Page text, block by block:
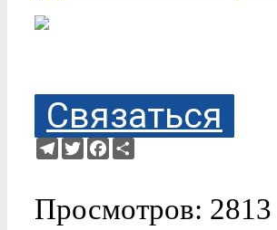
Связаться
Telegram
TwitterFacebook
Просмотров: 2813